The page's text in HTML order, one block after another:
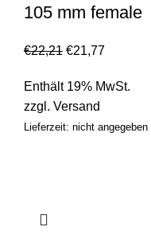
105 mm female
€22,21 €21,77
Enthält 19% MwSt.
zzgl. Versand
Lieferzeit: nicht angegeben